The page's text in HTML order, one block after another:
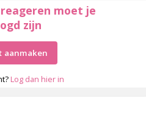
moet je
zijn
aanmaken
Log dan hier in